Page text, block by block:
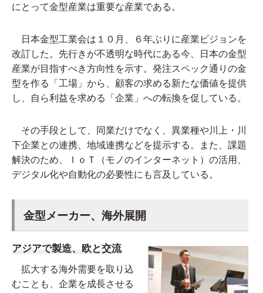
にとって金型産業は重要な産業である。
日本金型工業会は１０月、６年ぶりに産業ビジョンを
改訂した。先行きが不透明な時代にある今、日本の金型
産業が目指すべき方向性を示す。発注スペック通りの金
型を作る「工場」から、顧客の求める新たな価値を提供
し、自ら利益を求める「企業」への転換を促している。
その手段として、同業だけでなく、異業種や川上・川
下企業との連携、地域連携などを提示する。また、課題
解決のため、ＩｏＴ（モノのインターネット）の活用、
デジタル化や自動化の必要性にも言及している。
金型メーカー、海外展開
アジアで製造、欧と交流
拡大する海外需要を取り込
むことも、企業を成長させる